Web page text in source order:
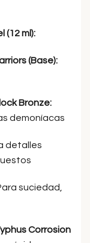
(12 ml):
(Base):
Bronze:
demoníacas
detalles
suciedad,
Corrosion